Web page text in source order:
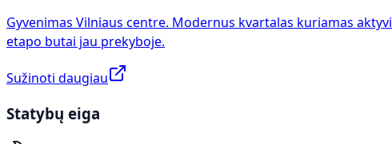
Gyvenimas Vilniaus centre. Modernus kvartalas kuriamas
etapo butai jau prekyboje.
Sužinoti daugiau
Statybų eiga